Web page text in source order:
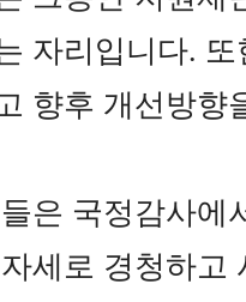
자리입니다. 또
향후 개선방향
은 국정감사에
세로 경청하고